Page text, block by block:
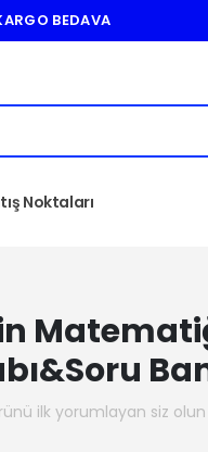
BEDAVA
Noktaları
ilk yorumlayan siz olun